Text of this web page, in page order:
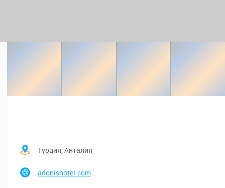
Турция, Анталия
adonishotel.com